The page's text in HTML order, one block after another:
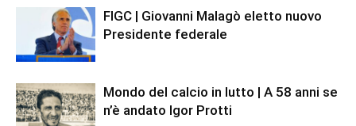
FIGC | Giovanni Malagò eletto nuovo
Presidente federale
Mondo del calcio in lutto | A 58 anni se
n’è andato Igor Protti